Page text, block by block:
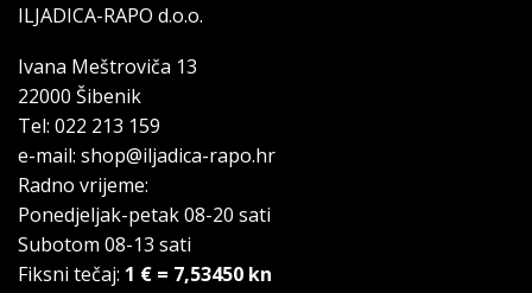
ILJADICA-RAPO d.o.o.
Ivana Meštroviča 13
22000 Šibenik
Tel: 022 213 159
e-mail: shop@iljadica-rapo.hr
Radno vrijeme:
Ponedjeljak-petak 08-20 sati
Subotom 08-13 sati
Fiksni tečaj: 1 € = 7,53450 kn